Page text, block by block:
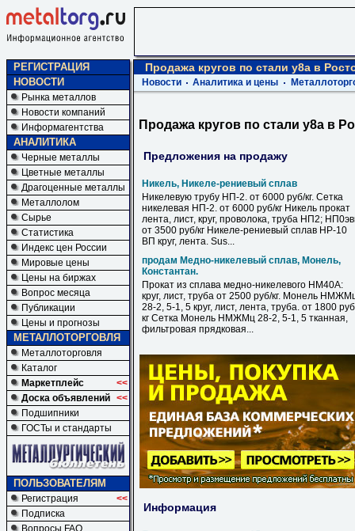
РЕГИСТРАЦИЯ
НОВОСТИ
Рынка металлов
Новости компаний
Информагентства
АНАЛИТИКА
Черные металлы
Цветные металлы
Драгоценные металлы
Металлолом
Сырье
Статистика
Индекс цен России
Мировые цены
Цены на биржах
Вопрос месяца
Публикации
Цены и прогнозы
МЕТАЛЛОТОРГОВЛЯ
Металлоторговля
Каталог
Маркетплейс
<<
Доска объявлений <<
Подшипники
ГОСТы и стандарты
ПОЛЬЗОВАТЕЛЯМ
Регистрация
<<
Подписка
Вопросы FAQ
Продажа кругов по стали у8а в
Новости Аналитика и цены
Продажа кругов по стали у8а в
Предложения на продажу
Никель, Никеле-рениевый сплав
Никелевую трубу НП-2. от 6000 руб/кг. Сетка
никелевая НП-2. от 6000 руб/кг Никель прокат
лента, лист, круг, проволока, труба НП2;
от 3500 руб/кг Никеле-рениевый сплав НР-10
ВП круг, лента. Sus...
продам Медно-никелевый сплав, Монель,
Константан.
Прокат из сплава медно-никелевого НМ40А:
круг, лист, труба от 2500 руб/кг. Монель
28-2, 5-1, 5 круг, лист, лента, труба. от 1800
кг Сетка Монель НМЖМц 28-2, 5-1, 5 тканная,
фильтровая прядковая...
Информация